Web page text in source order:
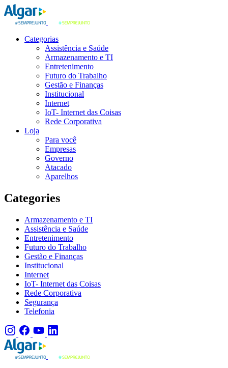
Categorias
Assistência e Saúde
Armazenamento e TI
Entretenimento
Futuro do Trabalho
Gestão e Finanças
Institucional
Internet
IoT- Internet das Coisas
Rede Corporativa
Loja
Para você
Empresas
Governo
Atacado
Aparelhos
Categories
Armazenamento e TI
Assistência e Saúde
Entretenimento
Futuro do Trabalho
Gestão e Finanças
Institucional
Internet
IoT- Internet das Coisas
Rede Corporativa
Segurança
Telefonia